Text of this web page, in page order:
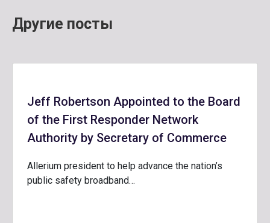
Другие посты
Jeff Robertson Appointed to the Board
of the First Responder Network
Authority by Secretary of Commerce
Allerium president to help advance the nation’s
public safety broadband…